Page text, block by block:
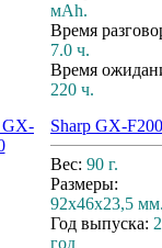
мАh.
Время
7.0 ч.
Время
220 ч.
Sharp GX-F200
Вес: 90 г.
Размеры:
92x46x23,5
Год выпуска:
год